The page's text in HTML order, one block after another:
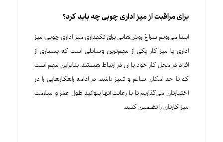
برای مراقبت از میز اداری چوبی چه باید کرد؟
ابتدا می‌رویم سراغ روش‌هایی برای نگهداری میز اداری چوبی؛ میز
اداری یا میز کار یکی از مهم‌ترین وسایلی است که بسیاری از
افراد در محل کار خود با آن در ارتباط هستند. بنابراین مهم است
که تا حد امکان سالم و تمیز باشد. در ادامه راهکارهایی را در
اختیارتان می‌گذاریم تا با رعایت آنها بتوانید طول عمر و سلامت
میز کارتان را تضمین کنید.